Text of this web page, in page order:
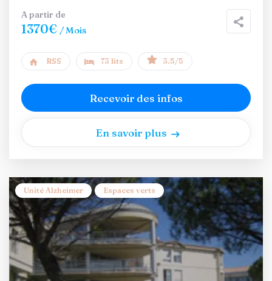
A partir de
1370€ / Mois
RSS 73 lits 3.5/5
Recevoir des infos
En savoir plus
Unité Alzheimer Espaces verts